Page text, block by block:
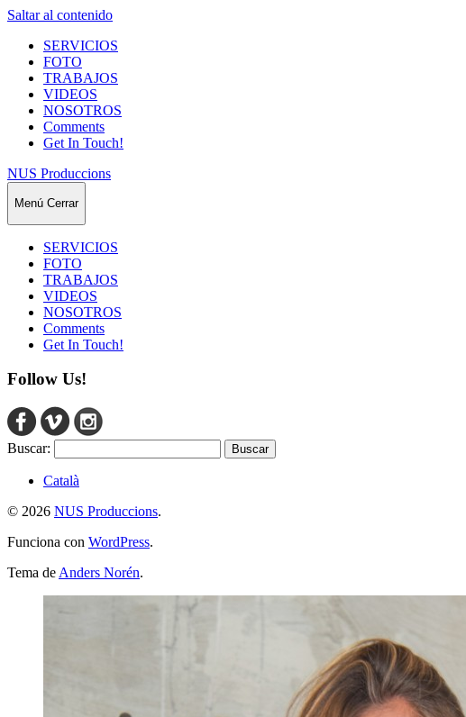
Saltar al contenido
SERVICIOS
FOTO
TRABAJOS
VIDEOS
NOSOTROS
Comments
Get In Touch!
NUS Produccions
Menú Cerrar
SERVICIOS
FOTO
TRABAJOS
VIDEOS
NOSOTROS
Comments
Get In Touch!
Follow Us!
Buscar:
Català
© 2026 NUS Produccions.
Funciona con WordPress.
Tema de Anders Norén.